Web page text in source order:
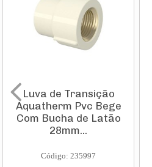
Luva de Transição
Aquatherm Pvc Bege
Com Bucha de Latão
28mm...
Código: 235997